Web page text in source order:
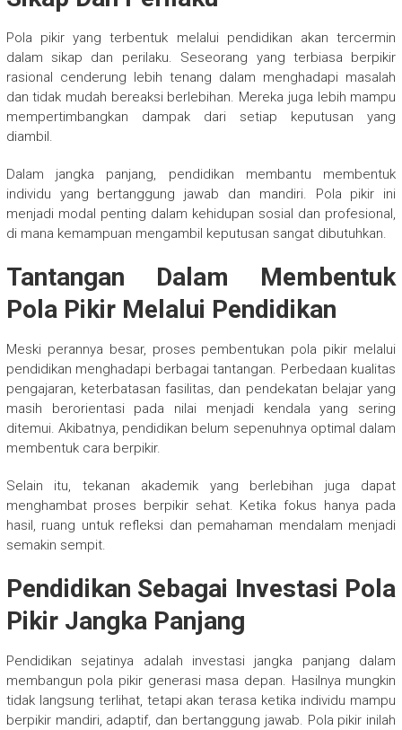
Pola pikir yang terbentuk melalui pendidikan akan tercermin
dalam sikap dan perilaku. Seseorang yang terbiasa berpikir
rasional cenderung lebih tenang dalam menghadapi masalah
dan tidak mudah bereaksi berlebihan. Mereka juga lebih mampu
mempertimbangkan dampak dari setiap keputusan yang
diambil.
Dalam jangka panjang, pendidikan membantu membentuk
individu yang bertanggung jawab dan mandiri. Pola pikir ini
menjadi modal penting dalam kehidupan sosial dan profesional,
di mana kemampuan mengambil keputusan sangat dibutuhkan.
Tantangan Dalam Membentuk
Pola Pikir Melalui Pendidikan
Meski perannya besar, proses pembentukan pola pikir melalui
pendidikan menghadapi berbagai tantangan. Perbedaan kualitas
pengajaran, keterbatasan fasilitas, dan pendekatan belajar yang
masih berorientasi pada nilai menjadi kendala yang sering
ditemui. Akibatnya, pendidikan belum sepenuhnya optimal dalam
membentuk cara berpikir.
Selain itu, tekanan akademik yang berlebihan juga dapat
menghambat proses berpikir sehat. Ketika fokus hanya pada
hasil, ruang untuk refleksi dan pemahaman mendalam menjadi
semakin sempit.
Pendidikan Sebagai Investasi Pola
Pikir Jangka Panjang
Pendidikan sejatinya adalah investasi jangka panjang dalam
membangun pola pikir generasi masa depan. Hasilnya mungkin
tidak langsung terlihat, tetapi akan terasa ketika individu mampu
berpikir mandiri, adaptif, dan bertanggung jawab. Pola pikir inilah